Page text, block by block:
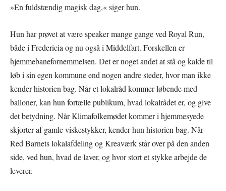
»En fuldstændig magisk dag,« siger hun.
Hun har prøvet at være speaker mange gange ved Royal Run,
både i Fredericia og nu også i Middelfart. Forskellen er
hjemmebanefornemmelsen. Det er noget andet at stå og kalde til
løb i sin egen kommune end nogen andre steder, hvor man ikke
kender historien bag. Når et lokalråd kommer løbende med
balloner, kan hun fortælle publikum, hvad lokalrådet er, og give
det betydning. Når Klimafolkemødet kommer i hjemmesyede
skjorter af gamle viskestykker, kender hun historien bag. Når
Red Barnets lokalafdeling og Kreaværk står over på den anden
side, ved hun, hvad de laver, og hvor stort et stykke arbejde de
leverer.